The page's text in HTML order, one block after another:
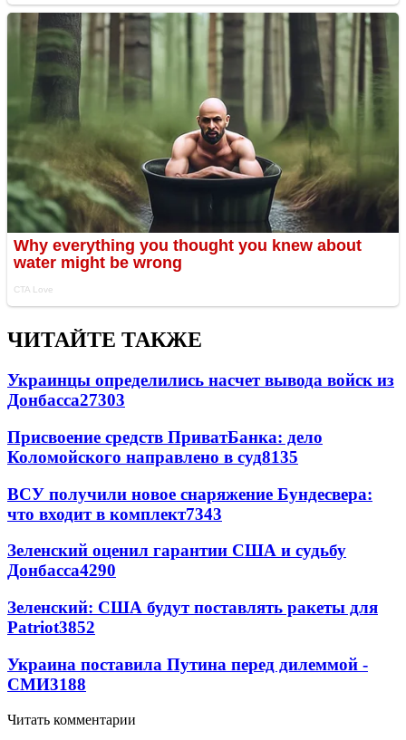
ЧИТАЙТЕ ТАКЖЕ
Украинцы определились насчет вывода войск из
Донбасса27303
Присвоение средств ПриватБанка: дело
Коломойского направлено в суд8135
ВСУ получили новое снаряжение Бундесвера:
что входит в комплект7343
Зеленский оценил гарантии США и судьбу
Донбасса4290
Зеленский: США будут поставлять ракеты для
Patriot3852
Украина поставила Путина перед дилеммой -
СМИ3188
Читать комментарии